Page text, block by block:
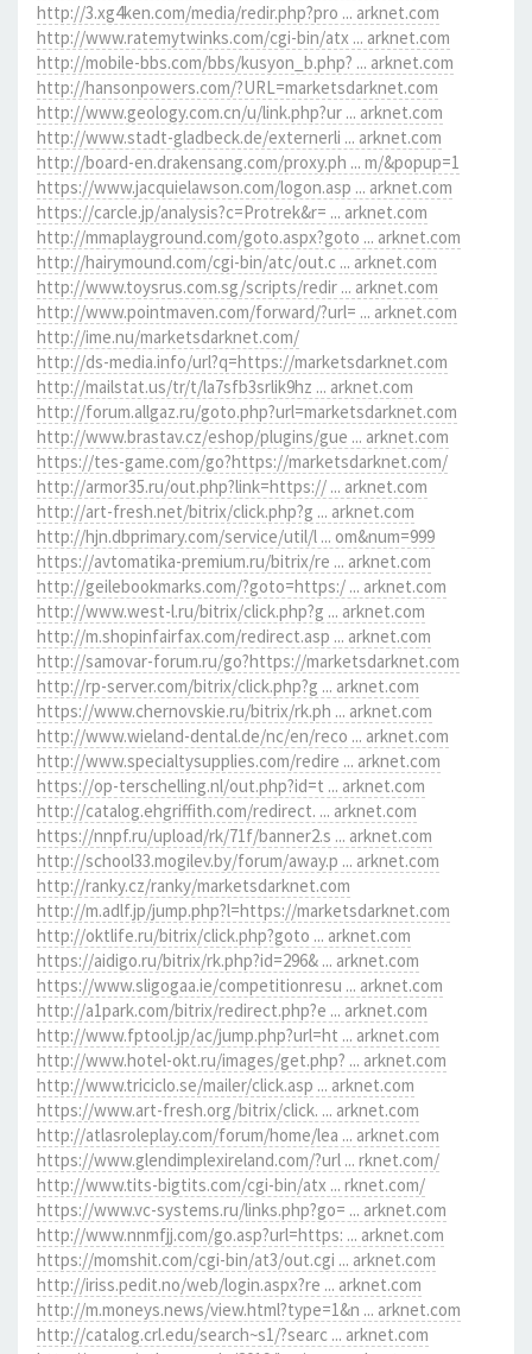
http://3.xg4ken.com/media/redir.php?pro ... arknet.com
http://www.ratemytwinks.com/cgi-bin/atx ... arknet.com
http://mobile-bbs.com/bbs/kusyon_b.php? ... arknet.com
http://hansonpowers.com/?URL=marketsdarknet.com
http://www.geology.com.cn/u/link.php?ur ... arknet.com
http://www.stadt-gladbeck.de/externerli ... arknet.com
http://board-en.drakensang.com/proxy.ph ... m/&popup=1
https://www.jacquielawson.com/logon.asp ... arknet.com
https://carcle.jp/analysis?c=Protrek&r= ... arknet.com
http://mmaplayground.com/goto.aspx?goto ... arknet.com
http://hairymound.com/cgi-bin/atc/out.c ... arknet.com
http://www.toysrus.com.sg/scripts/redir ... arknet.com
http://www.pointmaven.com/forward/?url= ... arknet.com
http://ime.nu/marketsdarknet.com/
http://ds-media.info/url?q=https://marketsdarknet.com
http://mailstat.us/tr/t/la7sfb3srlik9hz ... arknet.com
http://forum.allgaz.ru/goto.php?url=marketsdarknet.com
http://www.brastav.cz/eshop/plugins/gue ... arknet.com
https://tes-game.com/go?https://marketsdarknet.com/
http://armor35.ru/out.php?link=https:// ... arknet.com
http://art-fresh.net/bitrix/click.php?g ... arknet.com
http://hjn.dbprimary.com/service/util/l ... om&num=999
https://avtomatika-premium.ru/bitrix/re ... arknet.com
http://geilebookmarks.com/?goto=https:/ ... arknet.com
http://www.west-l.ru/bitrix/click.php?g ... arknet.com
http://m.shopinfairfax.com/redirect.asp ... arknet.com
http://samovar-forum.ru/go?https://marketsdarknet.com
http://rp-server.com/bitrix/click.php?g ... arknet.com
https://www.chernovskie.ru/bitrix/rk.ph ... arknet.com
http://www.wieland-dental.de/nc/en/reco ... arknet.com
http://www.specialtysupplies.com/redire ... arknet.com
https://op-terschelling.nl/out.php?id=t ... arknet.com
http://catalog.ehgriffith.com/redirect. ... arknet.com
https://nnpf.ru/upload/rk/71f/banner2.s ... arknet.com
http://school33.mogilev.by/forum/away.p ... arknet.com
http://ranky.cz/ranky/marketsdarknet.com
http://m.adlf.jp/jump.php?l=https://marketsdarknet.com
http://oktlife.ru/bitrix/click.php?goto ... arknet.com
https://aidigo.ru/bitrix/rk.php?id=296& ... arknet.com
https://www.sligogaa.ie/competitionresu ... arknet.com
http://a1park.com/bitrix/redirect.php?e ... arknet.com
http://www.fptool.jp/ac/jump.php?url=ht ... arknet.com
http://www.hotel-okt.ru/images/get.php? ... arknet.com
http://www.triciclo.se/mailer/click.asp ... arknet.com
https://www.art-fresh.org/bitrix/click. ... arknet.com
http://atlasroleplay.com/forum/home/lea ... arknet.com
https://www.glendimplexireland.com/?url ... rknet.com/
http://www.tits-bigtits.com/cgi-bin/atx ... rknet.com/
https://www.vc-systems.ru/links.php?go= ... arknet.com
http://www.nnmfjj.com/go.asp?url=https: ... arknet.com
https://momshit.com/cgi-bin/at3/out.cgi ... arknet.com
http://iriss.pedit.no/web/login.aspx?re ... arknet.com
http://m.moneys.news/view.html?type=1&n ... arknet.com
http://catalog.crl.edu/search~s1/?searc ... arknet.com